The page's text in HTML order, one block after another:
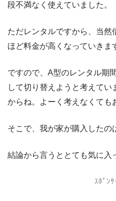
段不満なく使えていました。
ただレンタルですから、当然
ほど料金が高くなっていきま
ですので、A型のレンタル期
して切り替えようと考えて
からね。よーく考えなくても
そこで、我が家が購入したの
結論から言うととても気に入
ｽﾎﾟﾝ